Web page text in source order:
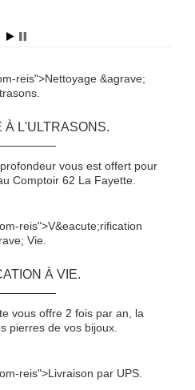
À L'ULTRASONS.
vous est offert pour
Comptoir 62 La Fayette.
À VIE.
vous offre 2 fois par an, la
pierres de vos bijoux.